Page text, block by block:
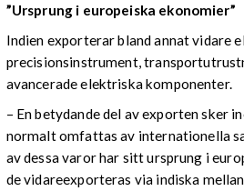
”Ursprung i europeiska ekonomier”
Indien exporterar bland annat vidare
precisionsinstrument,
avancerade elektriska komponenter.
– En betydande del av exporten sker
normalt omfattas av internationella
av dessa varor har sitt ursprung i
de vidareexporteras via indiska